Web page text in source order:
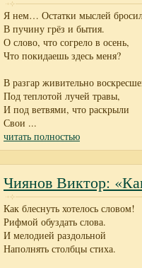
Я нем… Остатки мыслей
В пучину грёз и бытия.
О слово, что согрело в осень,
Что покидаешь здесь меня?
В разгар живительно
Под теплотой лучей травы,
И под ветвями, что раскрыли
Свои ...
читать полностью
Чиянов Виктор:
Как блеснуть хотелось словом!
Рифмой обуздать слова.
И мелодией раздольной
Наполнять столбцы стиха.